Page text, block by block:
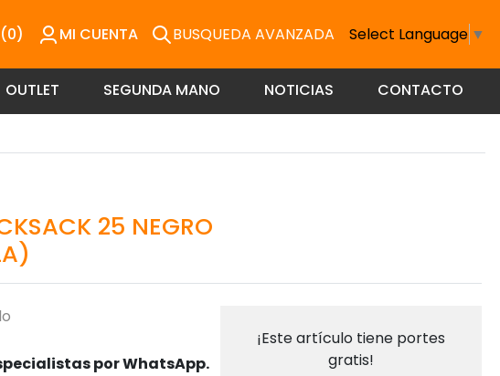
(0) MI CUENTA BUSQUEDA AVANZADA Select Language ▼
OUTLET SEGUNDA MANO NOTICIAS CONTACTO
25 NEGRO
por WhatsApp.
¡Este artículo tiene portes
gratis!